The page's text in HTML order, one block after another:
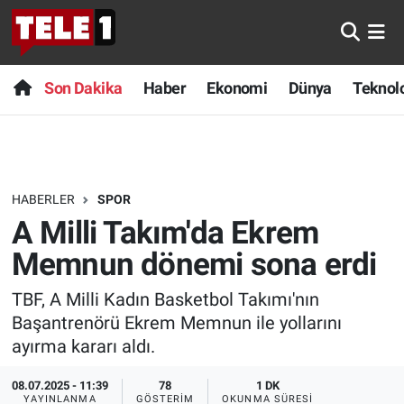
Son Dakika Haber Ekonomi Dünya
HABERLER SPOR
A Milli Takım'da Ekrem
Memnun dönemi sona erdi
TBF, A Milli Kadın Basketbol Takımı'nın
Başantrenörü Ekrem Memnun ile yollarını
ayırma kararı aldı.
08.07.2025 - 11:39
YAYINLANMA
78
GÖSTERIM
1 DK
OKUNMA SÜRESI
Anında Manşet
Başka Sohbetler
Bilim turu
Bilim ve Teknoloji Evreni
Doğa Konuşuyor
Dünya
Ege Saati
Son Dakika
Haber
Dünya
Sağlık
Spor
Yayın Akışı
Nöbetçi Eczaneler
Hava Durumu
Trafik Durumu
Süper Lig Puan Durumu ve Fikstür
Tüm Manşetler
Son Dakika Haberleri
Haber Arşivi